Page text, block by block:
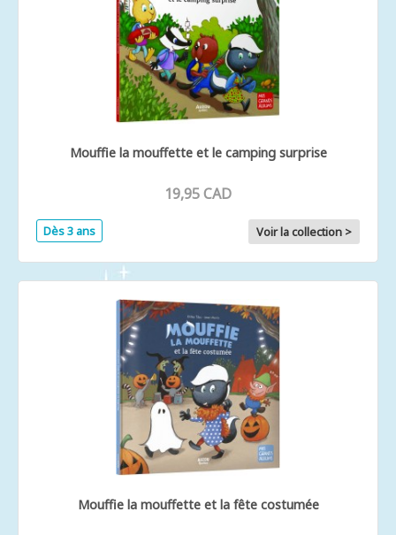
Mouffie la mouffette et le camping surprise
19,95 CAD
Dès 3 ans Voir la collection >
Mouffie la mouffette et la fête costumée